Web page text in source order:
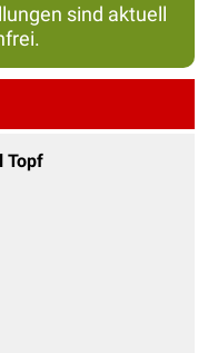
sind aktuell
Topf